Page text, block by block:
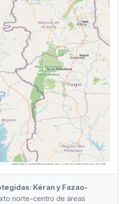
Kéran y Fazao-
norte-centro de áreas